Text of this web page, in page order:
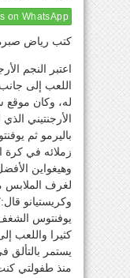
on WhatsApp
كتب رياض
اعتبر النجم
اللعب إلى جانب
له، وكان موقع
الأرجنتيني
باليرمو ثم
زملائه في كرة
وهيغواين
لغرف الملابس
وكريستيانو
يوفنتوس
كثيرا واللعب
يستمر
منذ طفولتي